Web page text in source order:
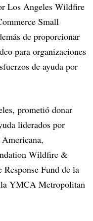
Los Angeles Wildfire
Small
de proporcionar
para organizaciones
de ayuda por
prometió donar
liderados por
Wildfire &
Fund de la
la YMCA Metropolitan